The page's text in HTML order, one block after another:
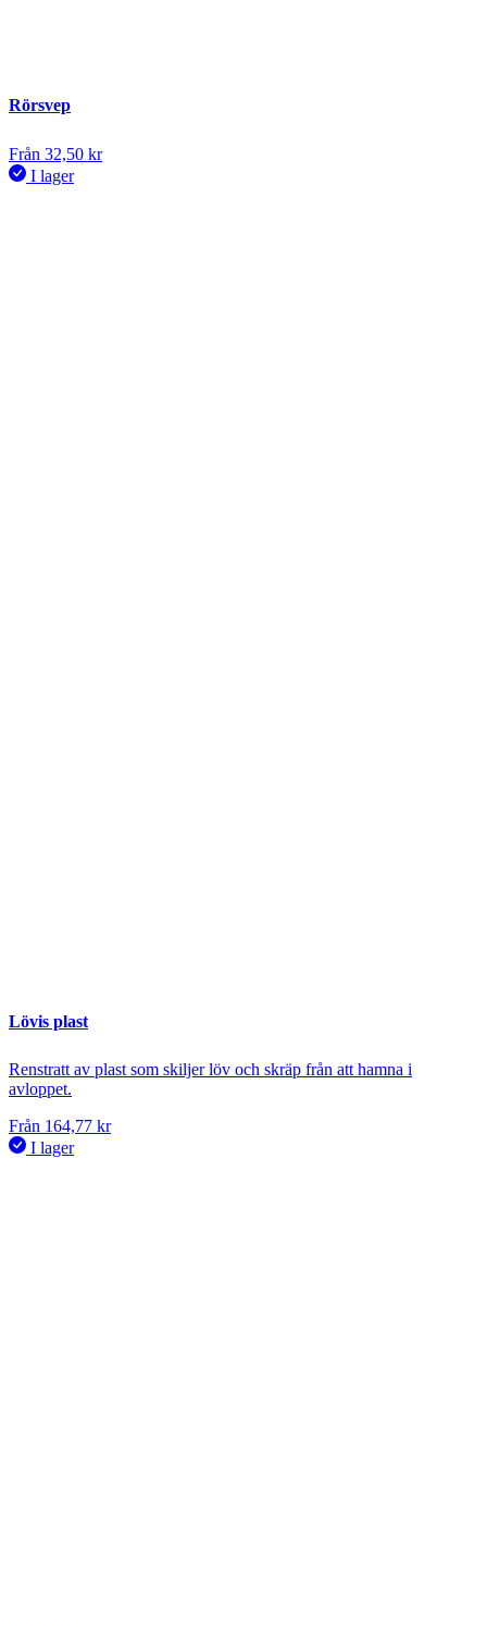
Rörsvep
Från 32,50 kr
I lager
Lövis plast
Renstratt av plast som skiljer löv och skräp från att hamna i
avloppet.
Från 164,77 kr
I lager